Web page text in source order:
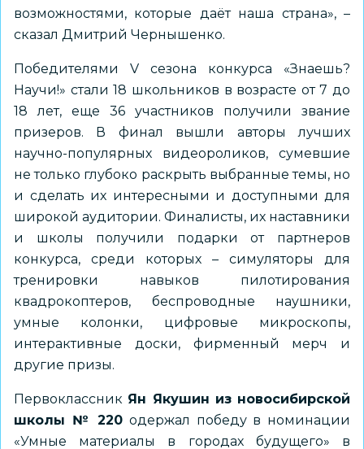
возможностями, которые даёт наша страна», –
сказал Дмитрий Чернышенко.
Победителями V сезона конкурса «Знаешь?
Научи!» стали 18 школьников в возрасте от 7 до
18 лет, еще 36 участников получили звание
призеров. В финал вышли авторы лучших
научно-популярных видеороликов, сумевшие
не только глубоко раскрыть выбранные темы, но
и сделать их интересными и доступными для
широкой аудитории. Финалисты, их наставники
и школы получили подарки от партнеров
конкурса, среди которых – симуляторы для
тренировки навыков пилотирования
квадрокоптеров, беспроводные наушники,
умные колонки, цифровые микроскопы,
интерактивные доски, фирменный мерч и
другие призы.
Первоклассник Ян Якушин из новосибирской
школы № 220 одержал победу в номинации
«Умные материалы в городах будущего» в